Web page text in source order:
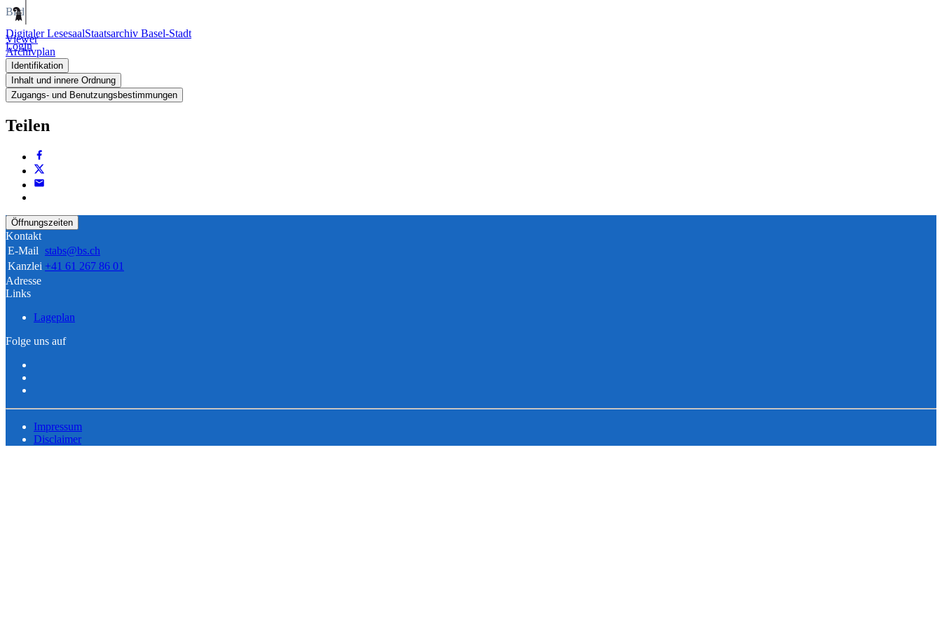
Digitaler LesesaalStaatsarchiv Basel-Stadt
Login
Bild
Viewer
Archivplan
Identifikation
Inhalt und innere Ordnung
Zugangs- und Benutzungsbestimmungen
Teilen
Öffnungszeiten
Kontakt
E-Mail stabs@bs.ch
Kanzlei +41 61 267 86 01
Adresse
Links
Lageplan
Folge uns auf
Impressum
Disclaimer